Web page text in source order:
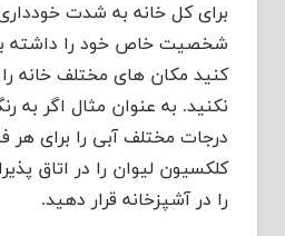
برای کل خانه به شدت
شخصیت خاص خود را داشته
کنید مکان های مختلف خانه
نکنید. به عنوان مثال اگر به
درجات مختلف آبی را برای هر
کلکسیون لیوان را در اتاق
را در آشپزخانه قرار دهید.